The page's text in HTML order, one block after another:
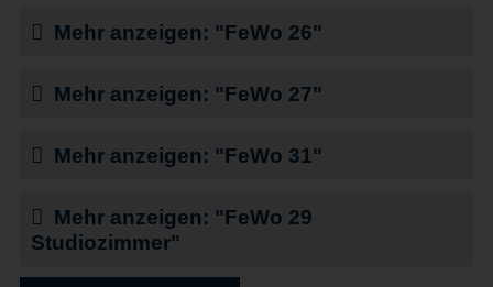
Mehr anzeigen: "FeWo 26"
Mehr anzeigen: "FeWo 27"
Mehr anzeigen: "FeWo 31"
Mehr anzeigen: "FeWo 29
Studiozimmer"